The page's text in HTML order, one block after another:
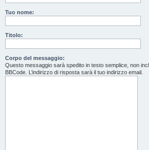
Tuo nome:
Titolo:
Corpo del messaggio:
Questo messaggio sarà spedito in testo semplice, non
BBCode. L’indirizzo di risposta sarà il tuo indirizzo email.